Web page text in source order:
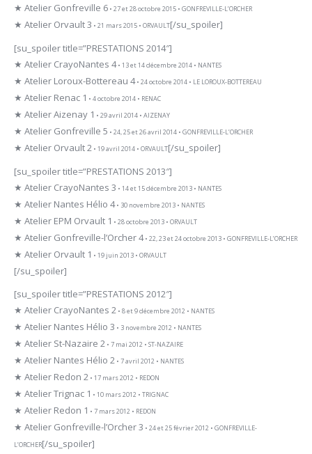
★ Atelier Gonfreville 6 • 27 et 28 octobre 2015 • GONFREVILLE-L’ORCHER
★ Atelier Orvault 3 • 21 mars 2015 • ORVAULT[/su_spoiler]
[su_spoiler title=”PRESTATIONS 2014″]
★ Atelier CrayoNantes 4• 13 et 14 décembre 2014 • NANTES
★ Atelier Loroux-Bottereau 4• 24 octobre 2014 • LE LOROUX-BOTTEREAU
★ Atelier Renac 1 • 4 octobre 2014 • RENAC
★ Atelier Aizenay 1 • 29 avril 2014 • AIZENAY
★ Atelier Gonfreville 5 • 24, 25 et 26 avril 2014 • GONFREVILLE-L’ORCHER
★ Atelier Orvault 2 • 19 avril 2014 • ORVAULT[/su_spoiler]
[su_spoiler title=”PRESTATIONS 2013″]
★ Atelier CrayoNantes 3 • 14 et 15 décembre 2013 • NANTES
★ Atelier Nantes Hélio 4• 30 novembre 2013 • NANTES
★ Atelier EPM Orvault 1 • 28 octobre 2013 • ORVAULT
★ Atelier Gonfreville-l’Orcher 4• 22, 23 et 24 octobre 2013 • GONFREVILLE-L’ORCHER
★ Atelier Orvault 1 • 19 juin 2013 • ORVAULT
[/su_spoiler]
[su_spoiler title=”PRESTATIONS 2012″]
★ Atelier CrayoNantes 2 • 8 et 9 décembre 2012 • NANTES
★ Atelier Nantes Hélio 3 • 3 novembre 2012 • NANTES
★ Atelier St-Nazaire 2 • 7 mai 2012 • ST-NAZAIRE
★ Atelier Nantes Hélio 2 • 7 avril 2012 • NANTES
★ Atelier Redon 2 • 17 mars 2012 • REDON
★ Atelier Trignac 1 • 10 mars 2012 • TRIGNAC
★ Atelier Redon 1 • 7 mars 2012 • REDON
★ Atelier Gonfreville-l’Orcher 3 • 24 et 25 février 2012 • GONFREVILLE-
L’ORCHER[/su_spoiler]